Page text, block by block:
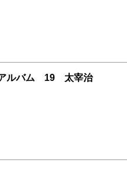
アルバム 19 太宰治